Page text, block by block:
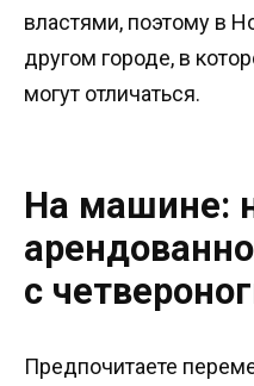
властями, поэтому в
другом городе, в
могут отличаться.
На машине:
с
Предпочитаете